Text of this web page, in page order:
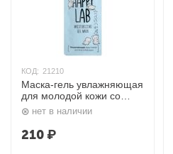
КОД: 21210
Маска-гель увлажняющая
для молодой кожи со
скваланом / Moisturizing
Gel Mask With Squalane,
20 мл. Happy Lab
нет в наличии
210₽